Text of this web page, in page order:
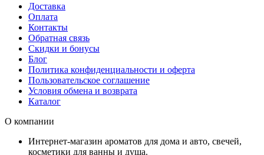
Доставка
Оплата
Контакты
Обратная связь
Скидки и бонусы
Блог
Политика конфиденциальности и оферта
Пользовательское соглашение
Условия обмена и возврата
Каталог
О компании
Интернет-магазин ароматов для дома и авто, свечей,
косметики для ванны и душа.